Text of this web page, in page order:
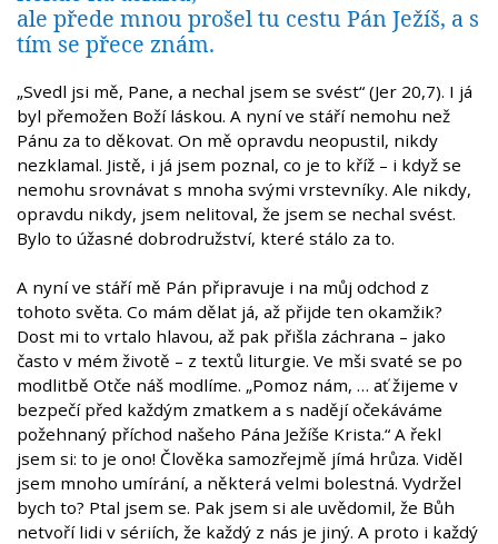
ale přede mnou prošel tu cestu Pán Ježíš, a s
tím se přece znám.
„Svedl jsi mě, Pane, a nechal jsem se svést“ (Jer 20,7). I já
byl přemožen Boží láskou. A nyní ve stáří nemohu než
Pánu za to děkovat. On mě opravdu neopustil, nikdy
nezklamal. Jistě, i já jsem poznal, co je to kříž – i když se
nemohu srovnávat s mnoha svými vrstevníky. Ale nikdy,
opravdu nikdy, jsem nelitoval, že jsem se nechal svést.
Bylo to úžasné dobrodružství, které stálo za to.
A nyní ve stáří mě Pán připravuje i na můj odchod z
tohoto světa. Co mám dělat já, až přijde ten okamžik?
Dost mi to vrtalo hlavou, až pak přišla záchrana – jako
často v mém životě – z textů liturgie. Ve mši svaté se po
modlitbě Otče náš modlíme. „Pomoz nám, … ať žijeme v
bezpečí před každým zmatkem a s nadějí očekáváme
požehnaný příchod našeho Pána Ježíše Krista.“ A řekl
jsem si: to je ono! Člověka samozřejmě jímá hrůza. Viděl
jsem mnoho umírání, a některá velmi bolestná. Vydržel
bych to? Ptal jsem se. Pak jsem si ale uvědomil, že Bůh
netvoří lidi v sériích, že každý z nás je jiný. A proto i každý